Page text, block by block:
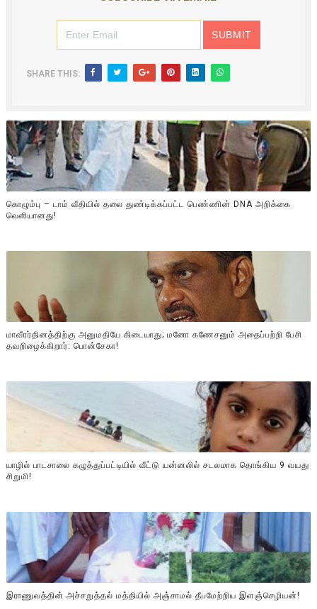
SHARE THIS:
கொழும்பு – டாம் வீதியில் தலை துண்டிக்கப்பட்ட பெண்ணின் DNA அறிக்கை
வௌியானது!
மாவீரர்தினத்திற்கு அனுமதியே கிடையாது; மனோ கணேசனும் அதைப்பற்றி பேசி
தவறிழைக்கிறார்: பொன்சேகா!
யாழில் பாடசாலை கழுத்துப்பட்டியில் வீட்டு யன்னலில் சடலமாக தொங்கிய 9 வயது
சிறுமி!
இராணுவத்தின் அச்சறுத்தல் மத்தியில் அஞ்சாமல் தீபமேற்றிய இளஞ்செழியன்!